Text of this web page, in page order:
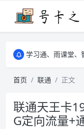
学习通、雨课堂、智
学习通、雨课堂、智
首页
联通 正文
联通天王卡
G定向流量+